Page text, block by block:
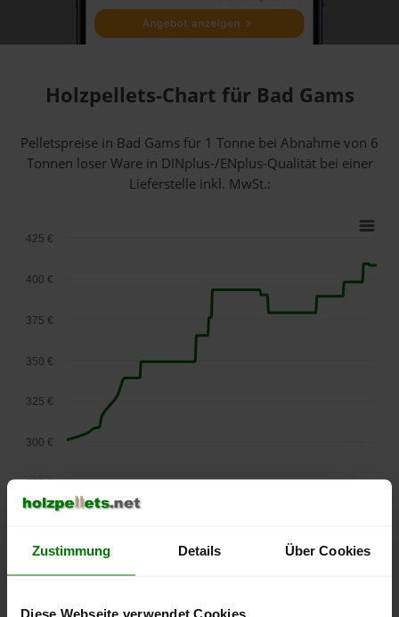
Zustimmung Details Über Cookies
Diese Webseite verwendet Cookies
Holzpellets-Chart für Bad Gams
Pelletspreise in Bad Gams für 1 Tonne bei Abnahmevon 6
Tonnen loser Warein DINplus-/ENplus-Qualität bei einer
Lieferstelle inkl. MwSt.:
September
2025
275 €
300 €
325 €
350 €
375 €
400 €
425 €
Die aktuelle Preisentwicklung für Holzpellets in Österreich